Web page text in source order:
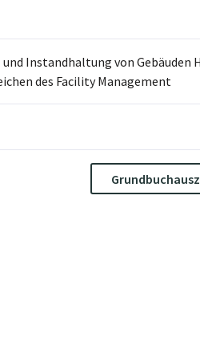
Instandhaltung von Gebäuden
des Facility Management